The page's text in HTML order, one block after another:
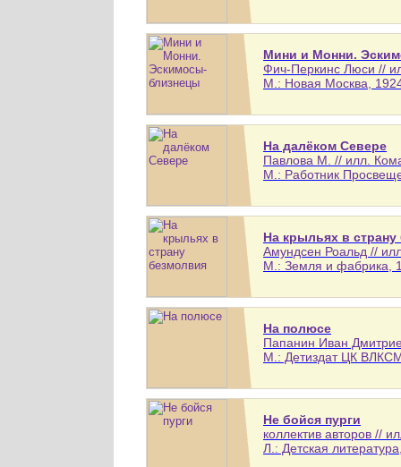
Мини и Монни.
Фич-Перкинс Люси //
М.: Новая Москва,
На далёком Севере
Павлова М. // илл.
М.: Работник
На крыльях в
Амундсен Роальд //
М.: Земля и фабрика,
На полюсе
Папанин Иван
М.: Детиздат ЦК
Не бойся пурги
коллектив авторов //
Л.: Детская